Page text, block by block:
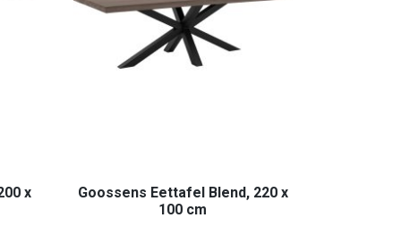
x
Goossens Eettafel Blend, 220 x
100 cm